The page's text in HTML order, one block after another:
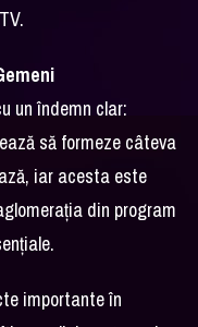
un îndemn clar:
să formeze câteva
iar acesta este
din program
importante în